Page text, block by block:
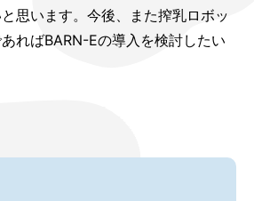
思います。今後、また搾乳ロボッ
ればBARN-Eの導入を検討したい